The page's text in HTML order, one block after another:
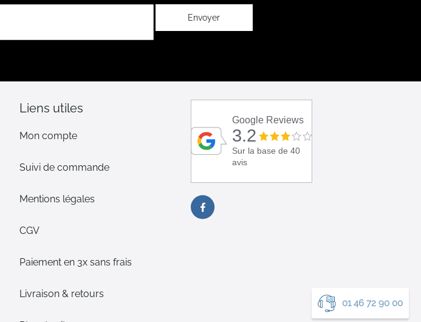
01 46 72 90 00
Envoyer
Liens utiles
Mon compte
Suivi de commande
Mentions légales
CGV
Paiement en 3x sans frais
Livraison & retours
Google Reviews
3.2
Sur la base de 40
avis